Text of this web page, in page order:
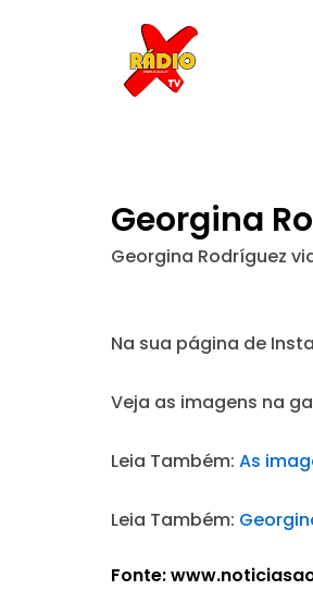
Georgina
Georgina Rodríguez
Na sua página de
Veja as imagens na
Leia Também: As
Leia Também:
Fonte: